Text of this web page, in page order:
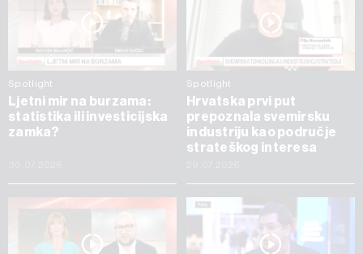
Spotlight
Ljetni mir na burzama:
statistika ili investicijska
zamka?
Spotlight
Hrvatska prvi put
prepoznala svemirsku
industriju kao područje
strateškog interesa